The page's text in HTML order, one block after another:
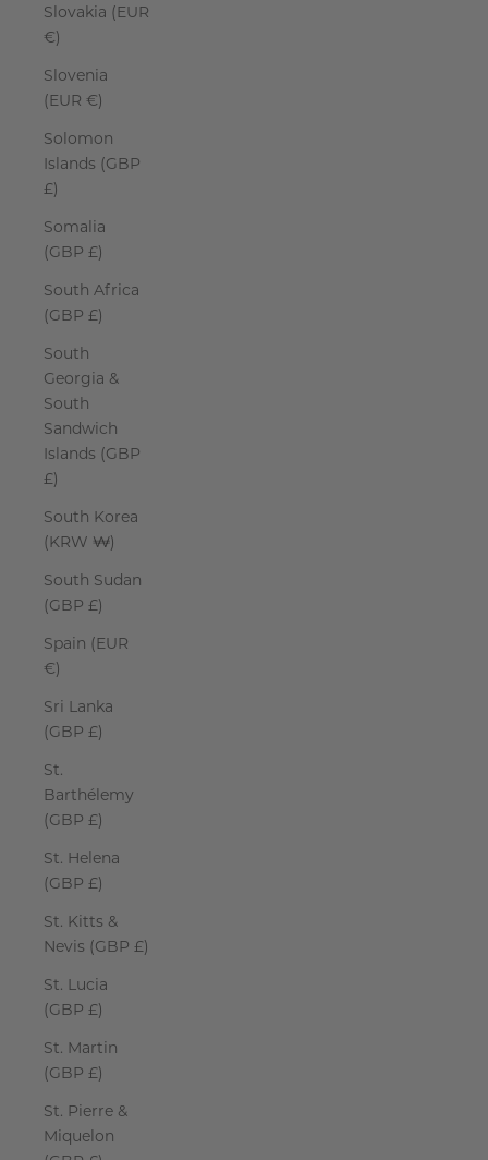
Slovakia (EUR
€)
Slovenia
(EUR €)
Solomon
Islands (GBP
£)
Somalia
(GBP £)
South Africa
(GBP £)
South
Georgia &
South
Sandwich
Islands (GBP
£)
South Korea
(KRW ₩)
South Sudan
(GBP £)
Spain (EUR
€)
Sri Lanka
(GBP £)
St.
Barthélemy
(GBP £)
St. Helena
(GBP £)
St. Kitts &
Nevis (GBP £)
St. Lucia
(GBP £)
St. Martin
(GBP £)
St. Pierre &
Miquelon